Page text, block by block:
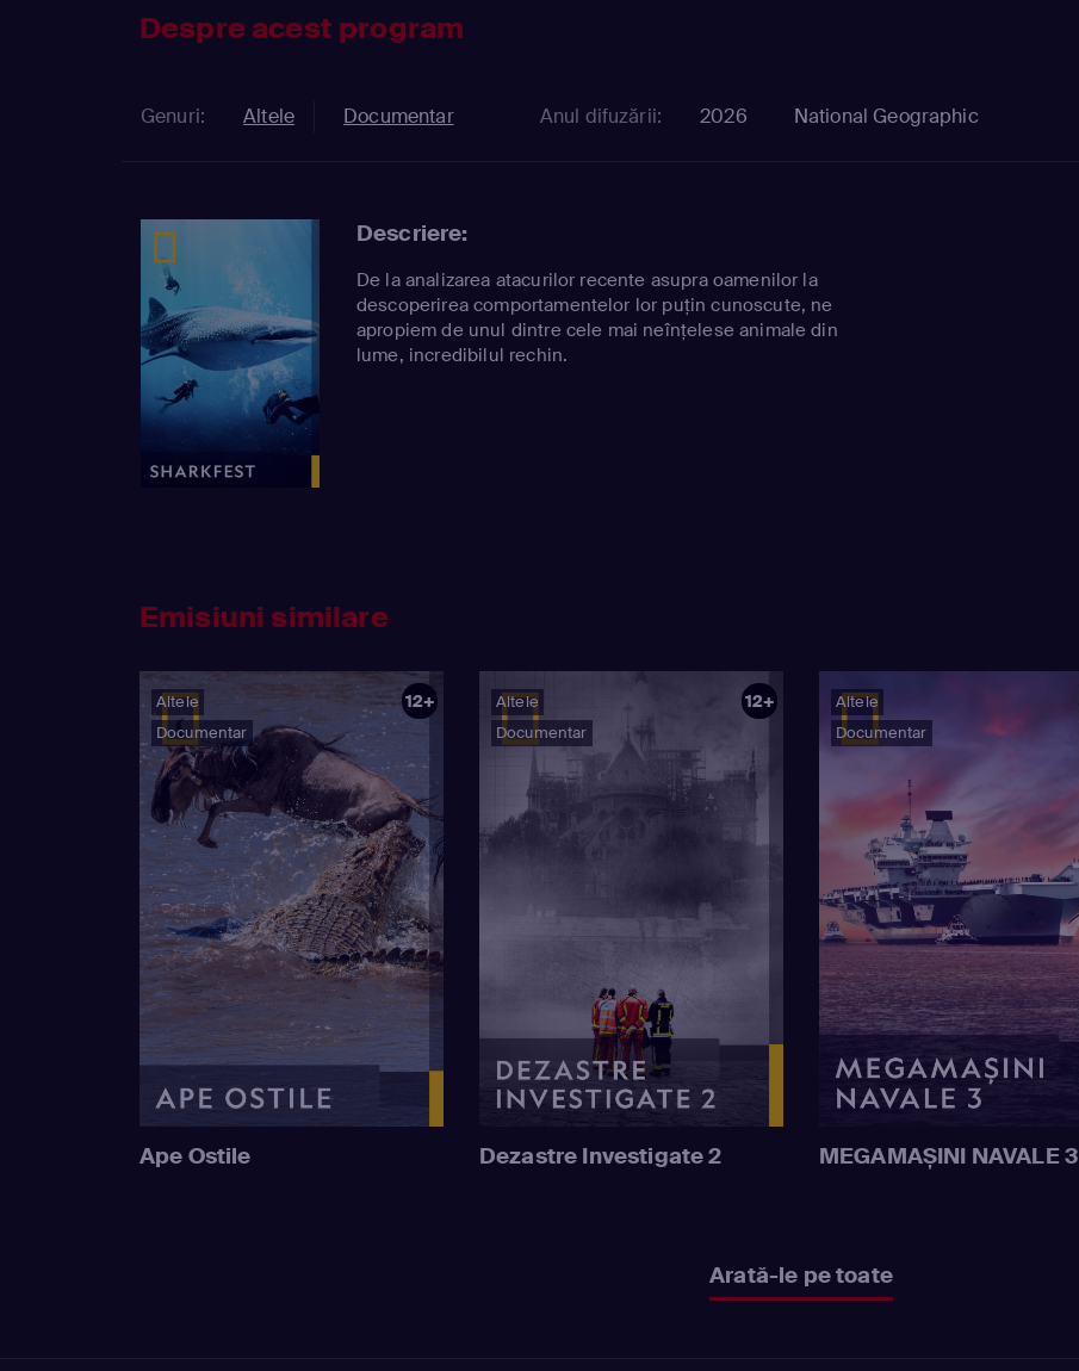
Despre acest program
Genuri: Altele Documentar Anul difuzării: 2026 National Geographic
Descriere:
De la analizarea atacurilor recente asupra oamenilor la
descoperirea comportamentelor lor puțin cunoscute, ne
apropiem de unul dintre cele mai neînțelese animale din
lume, incredibilul rechin.
Emisiuni similare
Altele
Documentar
12+
Ape Ostile
Altele
Documentar
12+
Dezastre Investigate 2
Altele
Documentar
MEGAMAȘINI NAVALE 3
Arată-le pe toate